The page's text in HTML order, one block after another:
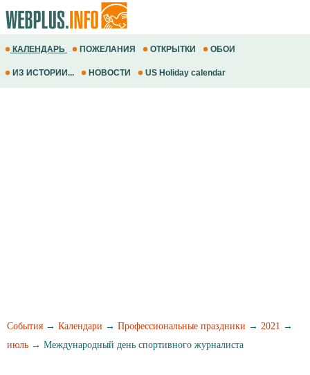
КАЛЕНДАРЬ ПОЖЕЛАНИЯ ОТКРЫТКИ ОБОИ
ИЗ ИСТОРИИ... НОВОСТИ US Holiday calendar
События → Календари → Профессиональные праздники → 2021 →
июль → Международный день спортивного журналиста